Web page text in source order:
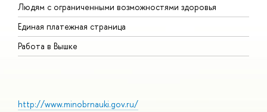
Людям с ограниченными возможностями здоровья
Единая платежная страница
Работа в Вышке
http://www.minobrnauki.gov.ru/